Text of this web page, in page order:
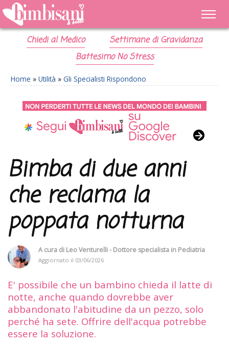
Chiedi al Medico
Settimane di Gravidanza
Battesimo No Stress
Home » Utilità » Gli Specialisti Rispondono
Bimba di due anni
che reclama la
poppata notturna
A cura di Leo Venturelli - Dottore specialista in Pediatria
Aggiornato il 03/06/2026
E' possibile che un bambino chieda il latte di
notte, anche quando dovrebbe aver
abbandonato l'abitudine da un pezzo, solo
perché ha sete. Offrire dell'acqua potrebbe
essere la soluzione.